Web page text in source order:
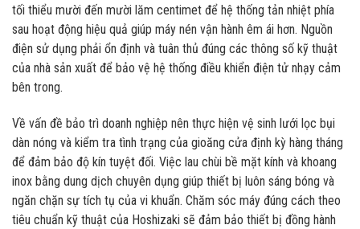
tối thiểu mười đến mười lăm centimet để hệ thống tản nhiệt phía
sau hoạt động hiệu quả giúp máy nén vận hành êm ái hơn. Nguồn
điện sử dụng phải ổn định và tuân thủ đúng các thông số kỹ thuật
của nhà sản xuất để bảo vệ hệ thống điều khiển điện tử nhạy cảm
bên trong.
Về vấn đề bảo trì doanh nghiệp nên thực hiện vệ sinh lưới lọc bụi
dàn nóng và kiểm tra tình trạng của gioăng cửa định kỳ hàng tháng
để đảm bảo độ kín tuyệt đối. Việc lau chùi bề mặt kính và khoang
inox bằng dung dịch chuyên dụng giúp thiết bị luôn sáng bóng và
ngăn chặn sự tích tụ của vi khuẩn. Chăm sóc máy đúng cách theo
tiêu chuẩn kỹ thuật của Hoshizaki sẽ đảm bảo thiết bị đồng hành